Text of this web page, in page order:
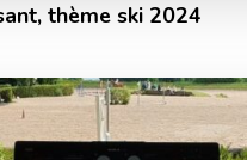
thème ski 2024